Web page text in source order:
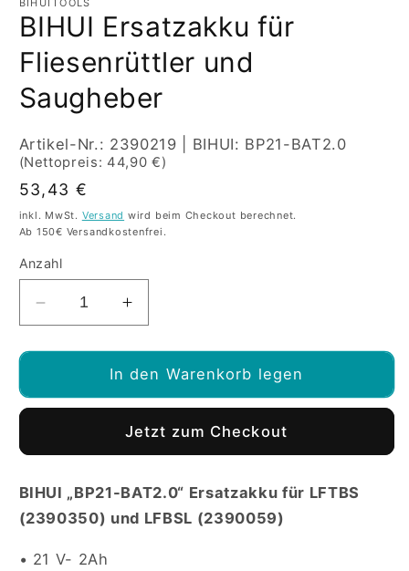
Modal
öffnen
BIHUITOOLS
BIHUI Ersatzakku für
Fliesenrüttler und
Saugheber
SKU:
Artikel-Nr.: 2390219 | BIHUI: BP21-BAT2.0
(Nettopreis: 44,90 €)
Normaler
Preis
53,43 €
inkl. MwSt. Versand wird beim Checkout berechnet.
Ab 150€ Versandkostenfrei.
Anzahl
Verringere
die
Menge
BIHUI
Fliesenrüttler
Saugheber
Erhöhe
die
Menge
für
BIHUI
für
Fliesenrüttler
Saugheber
In den Warenkorb legen
Jetzt zum Checkout
BIHUI „BP21-BAT2.0“ Ersatzakku für LFTBS​
(2390350) und LFBSL (2390059)
• 21 V- 2Ah